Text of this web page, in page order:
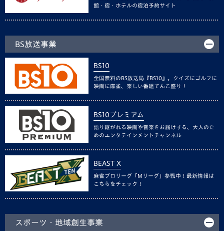
館・宿・ホテルの宿泊予約サイト
BS放送事業
BS10
全国無料のBS放送局『BS10』。クイズにゴルフに
映画に麻雀、楽しい番組てんこ盛り！
BS10プレミアム
語り継がれる映画や音楽をお届けする、大人のた
めのエンタテインメントチャンネル
BEAST X
麻雀プロリーグ「Mリーグ」参戦中！最新情報は
こちらをチェック！
スポーツ・地域創生事業